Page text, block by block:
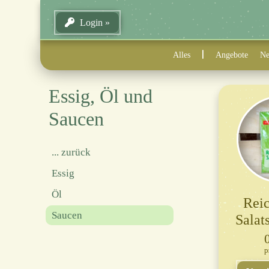
Login
Alles Angebote
Essig, Öl und
Saucen
... zurück
Essig
Öl
Saucen